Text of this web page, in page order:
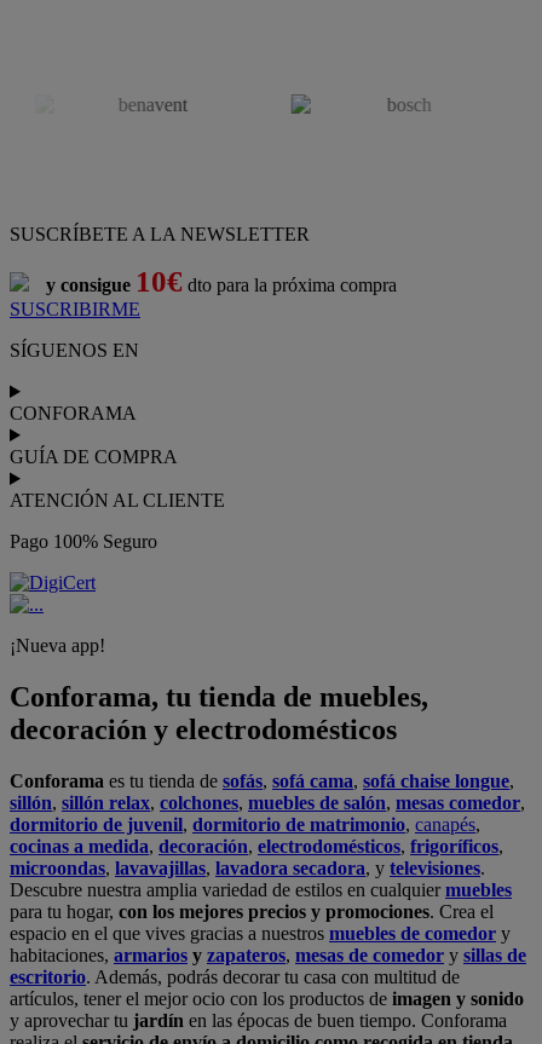
SUSCRÍBETE A LA NEWSLETTER
y consigue 10€ dto para la próxima compra
SUSCRIBIRME
SÍGUENOS EN
CONFORAMA
GUÍA DE COMPRA
ATENCIÓN AL CLIENTE
Pago 100% Seguro
¡Nueva app!
Conforama, tu tienda de muebles,
decoración y electrodomésticos
Conforama es tu tienda de sofás, sofá cama, sofá chaise longue,
sillón, sillón relax, colchones, muebles de salón, mesas comedor,
dormitorio de juvenil, dormitorio de matrimonio, canapés,
cocinas a medida, decoración, electrodomésticos, frigoríficos,
microondas, lavavajillas, lavadora secadora, y televisiones.
Descubre nuestra amplia variedad de estilos en cualquiermuebles
para tu hogar, con los mejores precios y promociones. Crea el
espacio en el que vives gracias a nuestros muebles de comedor y
habitaciones, armarios y zapateros, mesas de comedor y sillas de
escritorio. Además, podrás decorar tu casa con multitud de
artículos, tener el mejor ocio con los productos de imagen y sonido
y aprovechar tu jardín en las épocas de buen tiempo. Conforama